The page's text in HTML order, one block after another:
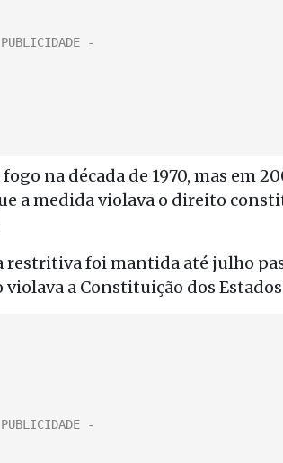
na década de 1970, mas em
a medida violava o direito
restritiva foi mantida até julho
a Constituição dos